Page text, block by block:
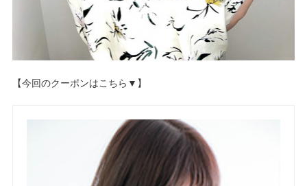
【今回のクーポンはこちら▼】